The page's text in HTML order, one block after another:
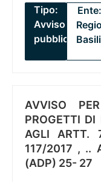
Tipo:
Avviso
pubblico
Ente:
AVVISO
PROGETTI DI
AGLI
117/2017 , ..
(ADP) 25- 27